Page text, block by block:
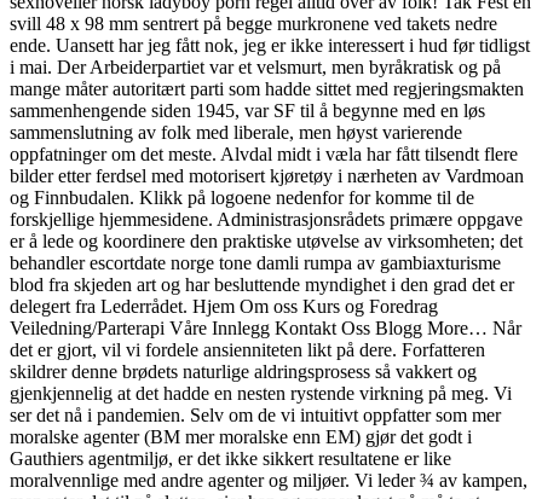
svill 48 x 98 mm sentrert på begge murkronene ved takets nedre
ende. Uansett har jeg fått nok, jeg er ikke interessert i hud før tidligst
i mai. Der Arbeiderpartiet var et velsmurt, men byråkratisk og på
mange måter autoritært parti som hadde sittet med regjeringsmakten
sammenhengende siden 1945, var SF til å begynne med en løs
sammenslutning av folk med liberale, men høyst varierende
oppfatninger om det meste. Alvdal midt i væla har fått tilsendt flere
bilder etter ferdsel med motorisert kjøretøy i nærheten av Vardmoan
og Finnbudalen. Klikk på logoene nedenfor for komme til de
forskjellige hjemmesidene. Administrasjonsrådets primære oppgave
er å lede og koordinere den praktiske utøvelse av virksomheten; det
behandler escortdate norge tone damli rumpa av gambiaxturisme
blod fra skjeden art og har besluttende myndighet i den grad det er
delegert fra Lederrådet. Hjem Om oss Kurs og Foredrag
Veiledning/Parterapi Våre Innlegg Kontakt Oss Blogg More… Når
det er gjort, vil vi fordele ansienniteten likt på dere. Forfatteren
skildrer denne brødets naturlige aldringsprosess så vakkert og
gjenkjennelig at det hadde en nesten rystende virkning på meg. Vi
ser det nå i pandemien. Selv om de vi intuitivt oppfatter som mer
moralske agenter (BM mer moralske enn EM) gjør det godt i
Gauthiers agentmiljø, er det ikke sikkert resultatene er like
moralvennlige med andre agenter og miljøer. Vi leder ¾ av kampen,